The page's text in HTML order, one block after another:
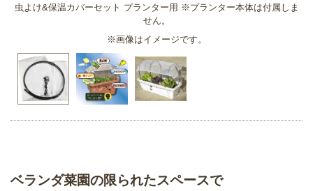
虫よけ&保温カバーセット プランター用 ※プランター本体は付属しま
せん。
※画像はイメージです。
ベランダ菜園の限られたスペースで